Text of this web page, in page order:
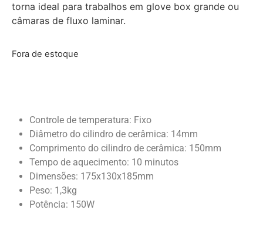
torna ideal para trabalhos em glove box grande ou
câmaras de fluxo laminar.
Fora de estoque
Controle de temperatura: Fixo
Diâmetro do cilindro de cerâmica: 14mm
Comprimento do cilindro de cerâmica: 150mm
Tempo de aquecimento: 10 minutos
Dimensões: 175x130x185mm
Peso: 1,3kg
Potência: 150W